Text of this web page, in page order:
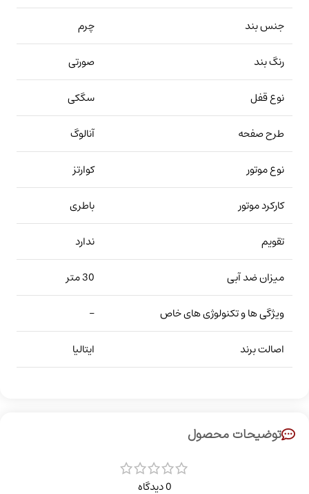
جنس بند
چرم
رنگ بند
صورتی
نوع قفل
سگکی
طرح صفحه
آنالوگ
نوع موتور
کوارتز
کارکرد موتور
باطری
تقویم
ندارد
میزان ضد آبی
30 متر
ویژگی ها و تکنولوژی های خاص
–
اصالت برند
ایتالیا
توضیحات محصول
0 دیدگاه